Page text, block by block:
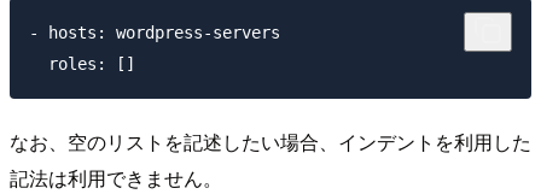
- hosts: wordpress-servers
なお、空のリストを記述したい場合、インデントを利用した
記法は利用できません。